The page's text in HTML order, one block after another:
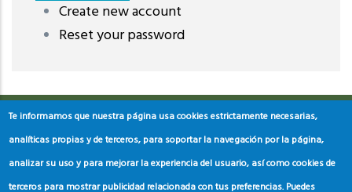
Create new account
Reset your password
레딧 다운로드coloring pages printable
download
Te informamos que nuestra página usa cookies estrictamente necesarias,
analíticas propias y de terceros, para soportar la navegación por la página,
analizar su uso y para mejorar la experiencia del usuario, así como cookies de
terceros para mostrar publicidad relacionada con tus preferencias. Puedes